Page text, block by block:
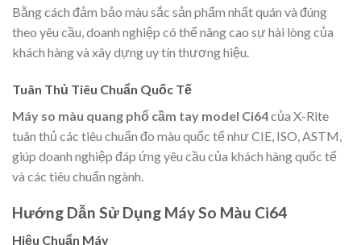
Bằng cách đảm bảo màu sắc sản phẩm nhất quán và đúng
theo yêu cầu, doanh nghiệp có thể nâng cao sự hài lòng của
khách hàng và xây dựng uy tín thương hiệu.
Tuân Thủ Tiêu Chuẩn Quốc Tế
Máy so màu quang phổ cầm tay model Ci64của X-Rite
tuân thủ các tiêu chuẩn đo màu quốc tế như CIE, ISO, ASTM,
giúp doanh nghiệp đáp ứng yêu cầu của khách hàng quốc tế
và các tiêu chuẩn ngành.
Hướng Dẫn Sử Dụng Máy So Màu Ci64
Hiệu Chuẩn Máy